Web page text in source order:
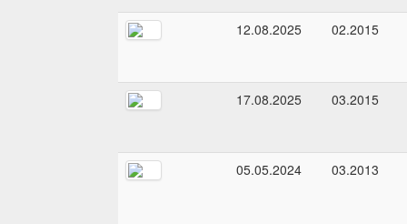
12.08.2025 02.2015
17.08.2025 03.2015
05.05.2024 03.2013